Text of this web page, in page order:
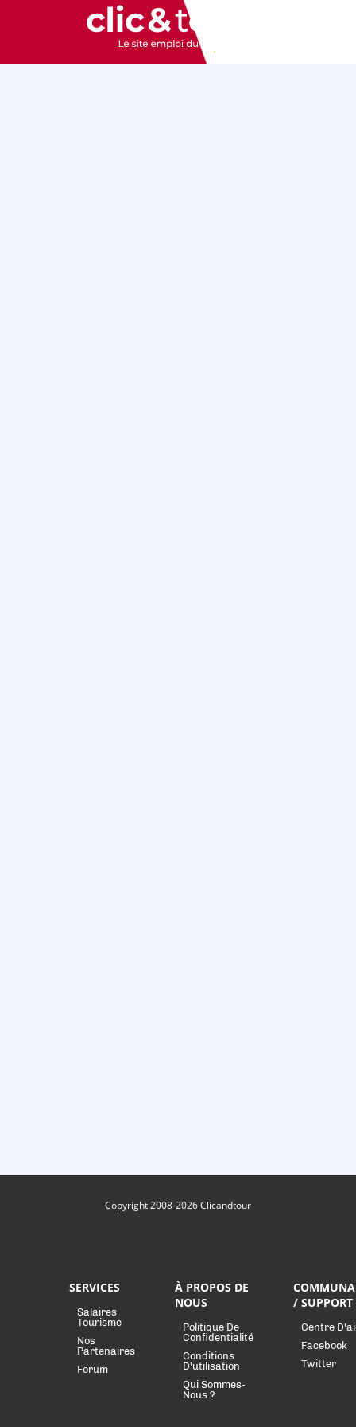
Copyright 2008-2026 Clicandtour
SERVICES
Salaires
Tourisme
Nos
Partenaires
Forum
À PROPOS DE
NOUS
Politique De
Confidentialité
Conditions
D'utilisation
Qui Sommes-
Nous ?
/ SUPPORT
Centre
Facebook
Twitter